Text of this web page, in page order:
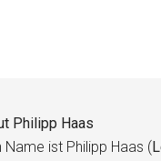
Philipp Haas
Name ist Philipp Haas (